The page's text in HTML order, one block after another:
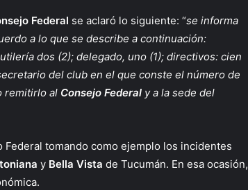
Federal se aclaró lo siguiente: “se informa
a lo que se describe a continuación:
dos (2); delegado, uno (1); directivos: cien
del club en el que conste el número de
remitirlo al Consejo Federal y a la sede del
tomando como ejemplo los incidentes
y Bella Vista de Tucumán. En esa ocasión,